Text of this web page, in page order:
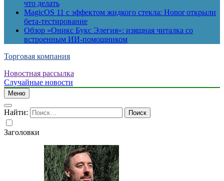
что делать
MagicOS 11 с эффектом жидкого стекла: Honor открыли
бета-тестирование
Обзор «Оникс Букс Элегия»: изящная читалка со
встроенным ИИ-помощником
Торговая компания
Новостная рассылка
Случайные новости
Меню
Найти:
Заголовки